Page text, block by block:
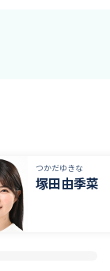
つかだゆきな
塚田由季菜